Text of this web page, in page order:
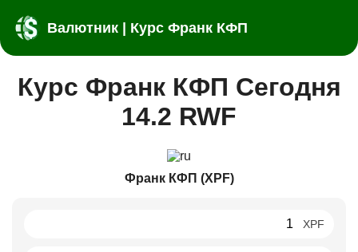
Валютник | Курс Франк КФП
Курс Франк КФП Сегодня
14.2 RWF
Франк КФП (XPF)
XPF